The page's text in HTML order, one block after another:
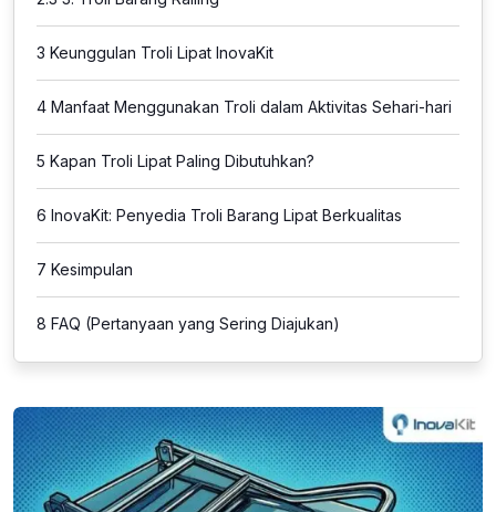
3 Keunggulan Troli Lipat InovaKit
4 Manfaat Menggunakan Troli dalam Aktivitas Sehari-hari
5 Kapan Troli Lipat Paling Dibutuhkan?
6 InovaKit: Penyedia Troli Barang Lipat Berkualitas
7 Kesimpulan
8 FAQ (Pertanyaan yang Sering Diajukan)